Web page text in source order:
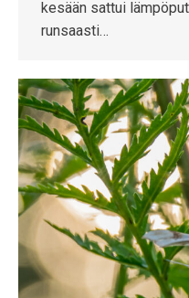
kesään sattui
runsaasti…